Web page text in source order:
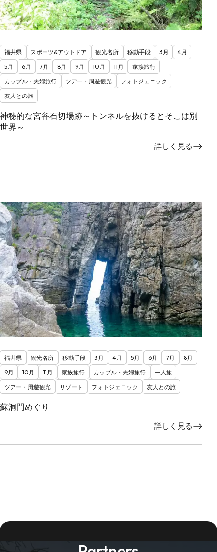
福井県 スポーツ&アウトドア 観光名所 移動手段 3月
4月
5月
6月 7月 8月 9月 10月 11月
家族旅行
カップル・夫婦旅行
ツアー・周遊観光
フォトジェニック
友人との旅
神秘的な宮谷石切場跡～トンネルを抜けるとそこは別
世界～
詳しく見る
福井県 観光名所 移動手段 3月 4月 5月 6月 7月
8月
9月
10月 11月 家族旅行 カップル・夫婦旅行
一人旅
ツアー・周遊観光
リゾート フォトジェニック 友人との旅
蘇洞門めぐり
詳しく見る